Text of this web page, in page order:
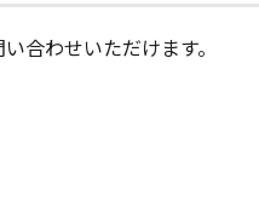
合わせいただけます。